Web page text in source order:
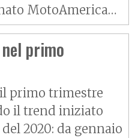
MotoAmerica…
primo
primo trimestre
il trend iniziato
2020: da gennaio